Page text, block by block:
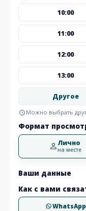
10:00
11:00
12:00
13:00
Другое
Можно выбрать
Формат
Лично
на месте
Ваши данные
Как с вами
WhatsApp